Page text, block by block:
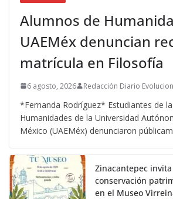
Alumnos de
UAEMéx denuncian
matrícula en Filosofía
6 agosto, 2026 Redacción Diario Evolucion
*Fernanda Rodríguez* Estudiantes de
Humanidades de la Universidad
México (UAEMéx) denunciaron
Zinacantepec
conservación
en el Museo